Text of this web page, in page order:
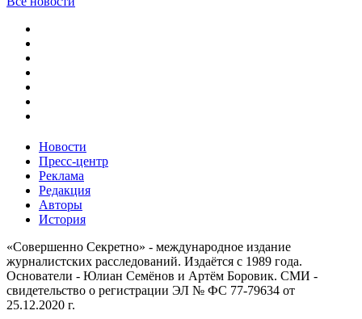
Новости
Пресс-центр
Реклама
Редакция
Авторы
История
«Совершенно Секретно» - международное издание
журналистских расследований. Издаётся с 1989 года.
Основатели - Юлиан Семёнов и Артём Боровик. CМИ -
свидетельство о регистрации ЭЛ № ФС 77-79634 от
25.12.2020 г.